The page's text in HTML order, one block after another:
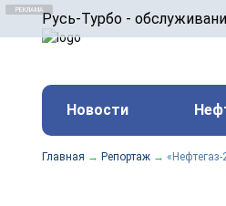
Русь-Турбо -
ООО «Русь-Турбо»
оборудования ТЭС,
и других предприятиях.
Реклама. ООО «Русь-
erid:Новости
Главная → Репортаж →